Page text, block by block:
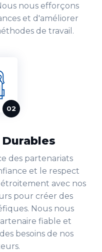
nous efforçons
et d'améliorer
de travail.
des partenariats
et le respect
avec nos
pour créer des
Nous nous
fiable et
besoins de nos